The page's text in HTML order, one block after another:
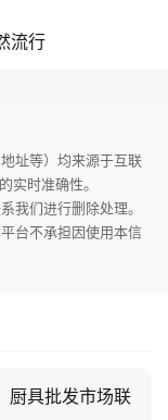
流行
址等）均来源于互联
实时准确性。
我们进行删除处理。
台不承担因使用本信
厨具批发市场联